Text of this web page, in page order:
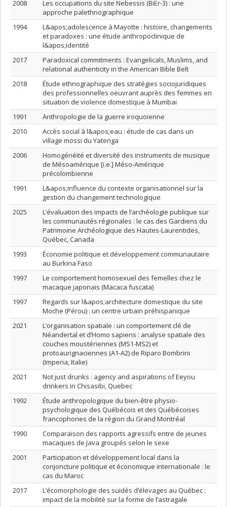
2008
Les occupations du site Nebessis (BiEr-3) : une
approche palethnographique
1994
L&apos;adolescence à Mayotte : histoire, changements
et paradoxes : une étude anthropoclinique de
l&apos;identité
2017
Paradoxical commitments : Evangelicals, Muslims, and
relational authenticity in the American Bible Belt
2018
Étude ethnographique des stratégies sociojuridiques
des professionnelles oeuvrant auprès des femmes en
situation de violence domestique à Mumbai
1991
Anthropologie de la guerre iroquoienne
2010
Accès social à l&apos;eau : étude de cas dans un
village mossi du Yatenga
2006
Homogénéité et diversité des instruments de musique
de Mésoamérique [i.e.] Méso-Amérique
précolombienne
1991
L&apos;influence du contexte organisationnel sur la
gestion du changement technologique
2025
L’évaluation des impacts de l’archéologie publique sur
les communautés régionales : le cas des Gardiens du
Patrimoine Archéologique des Hautes-Laurentides,
Québec, Canada
1993
Économie politique et développement communautaire
au Burkina Faso
1997
Le comportement homosexuel des femelles chez le
macaque japonais (Macaca fuscata)
1997
Regards sur l&apos;architecture domestique du site
Moche (Pérou) : un centre urbain préhispanique
2021
L’organisation spatiale : un comportement clé de
Néandertal et d’Homo sapiens : analyse spatiale des
couches moustériennes (MS1-MS2) et
protoaurignaciennes (A1-A2) de Riparo Bombrini
(Imperia, Italie)
2021
Not just drunks : agency and aspirations of Eeyou
drinkers in Chisasibi, Quebec
1992
Étude anthropologique du bien-être physio-
psychologique des Québécois et des Québécoises
francophones de la région du Grand Montréal
1990
Comparaison des rapports agressifs entre de jeunes
macaques de Java groupés selon le sexe
2001
Participation et développement local dans la
conjoncture politique et économique internationale : le
cas du Maroc
2017
L’écomorphologie des suidés d’élevages au Québec :
impact de la mobilité sur la forme de l’astragale